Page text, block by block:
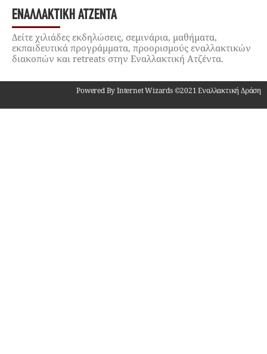
ΕΝΑΛΛΑΚΤΙΚΉ ΑΤΖΈΝΤΑ
Δείτε χιλιάδες εκδηλώσεις, σεμινάρια, μαθήματα,
εκπαιδευτικά προγράμματα, προορισμούς εναλλακτικών
διακοπών και retreats στην Εναλλακτική Ατζέντα.
Powered By Internet Wizards ©2021 Εναλλακτική Δράση